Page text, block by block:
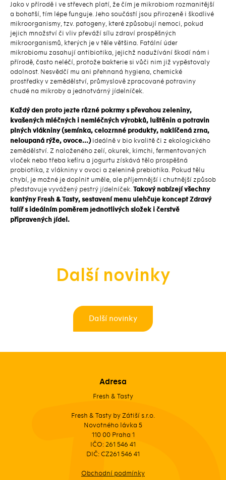
Jako v přírodě i ve střevech platí, že čím je mikrobiom rozmanitější
a bohatší, tím lépe funguje. Jeho součástí jsou přirozeně i škodlivé
mikroorganismy, tzv. patogeny, které způsobují nemoci, pokud
jejich množství či vliv převáží sílu zdraví prospěšných
mikroorganismů, kterých je v těle většina. Fatální úder
mikrobiomu zasahují antibiotika, jejichž nadužívání škodí nám i
přírodě, často neléčí, protože bakterie si vůči nim již vypěstovaly
odolnost. Nesvědčí mu ani přehnaná hygiena, chemické
prostředky v zemědělství, průmyslově zpracované potraviny
chudé na mikroby a jednotvárný jídelníček.
Každý den proto jezte různé pokrmy s převahou zeleniny,
kvašených mléčných i nemléčných výrobků, luštěnin a potravin
plných vlákniny (semínka, celozrnné produkty, naklíčená zrna,
neloupaná rýže, ovoce…)ideálně v bio kvalitě či z ekologického
zemědělství. Z naloženého zelí, okurek, kimchi, fermentovaných
vloček nebo třeba kefíru a jogurtu získává tělo prospěšná
probiotika, z vlákniny v ovoci a zelenině prebiotika. Pokud tělu
chybí, je možné je doplnit uměle, ale příjemnější i chutnější způsob
představuje vyvážený pestrý jídelníček. Takový nabízejí všechny
kantýny Fresh & Tasty, sestavení menu ulehčuje koncept Zdravý
talíř s ideálním poměrem jednotlivých složek i čerstvě
připravených jídel.
Další novinky
Další novinky
Adresa
Fresh & Tasty
Fresh & Tasty by Zátiší s.r.o.
Novotného lávka 5
110 00 Praha 1
IČO: 261 546 41
DIČ: CZ261 546 41
Obchodní podmínky